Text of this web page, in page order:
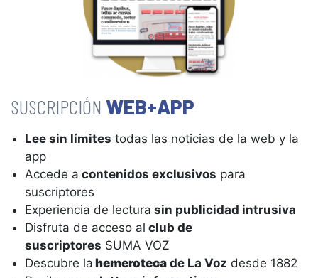
WEB+APP
Lee sin límites todas las noticias de la web y la
app
Accede a contenidos exclusivos para
suscriptores
Experiencia de lectura sin publicidad intrusiva
Disfruta de acceso al club de
suscriptores SUMA VOZ
Descubre la hemeroteca de La Voz desde 1882